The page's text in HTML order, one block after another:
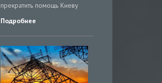
прекратить помощь Киеву
Подробнее